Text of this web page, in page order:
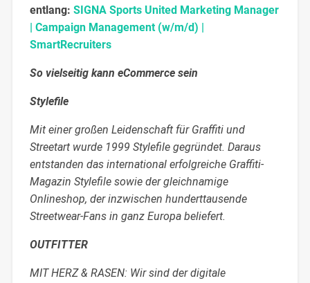
entlang: SIGNA Sports United Marketing Manager
| Campaign Management (w/m/d) |
SmartRecruiters
So vielseitig kann eCommerce sein
Stylefile
Mit einer großen Leidenschaft für Graffiti und
Streetart wurde 1999 Stylefile gegründet. Daraus
entstanden das international erfolgreiche Graffiti-
Magazin Stylefile sowie der gleichnamige
Onlineshop, der inzwischen hunderttausende
Streetwear-Fans in ganz Europa beliefert.
OUTFITTER
MIT HERZ & RASEN: Wir sind der digitale